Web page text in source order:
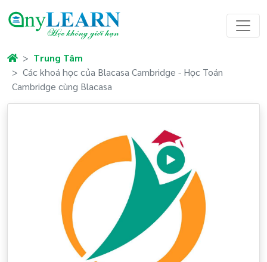
Trung Tâm
Các khoá học của Blacasa Cambridge - Học Toán
Cambridge cùng Blacasa